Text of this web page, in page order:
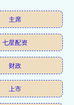
主席
七星配资
财政
上市